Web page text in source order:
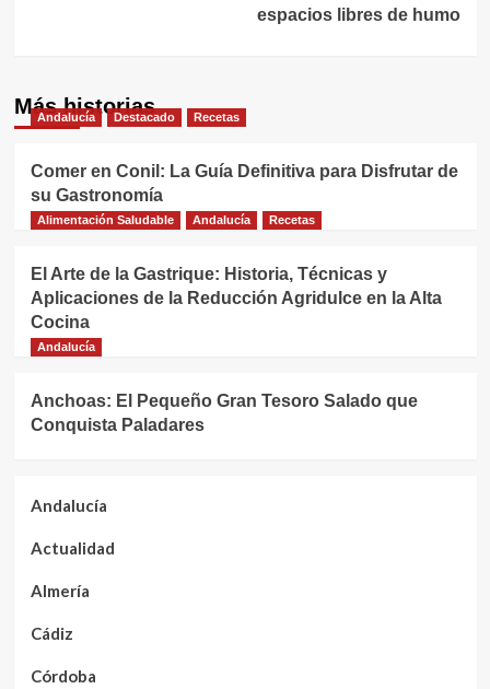
espacios libres de humo
Más historias
Andalucía Destacado Recetas
Comer en Conil: La Guía Definitiva para Disfrutar de
su Gastronomía
Alimentación Saludable Andalucía Recetas
El Arte de la Gastrique: Historia, Técnicas y
Aplicaciones de la Reducción Agridulce en la Alta
Cocina
Andalucía
Anchoas: El Pequeño Gran Tesoro Salado que
Conquista Paladares
Andalucía
Actualidad
Almería
Cádiz
Córdoba